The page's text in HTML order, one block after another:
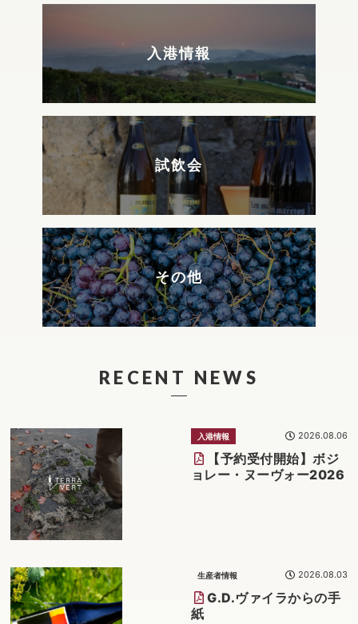
入港情報
試飲会
その他
RECENT NEWS
【予約受付開始】ボジ
ョレー・ヌーヴォー2026
入港情報 2026.08.06
G.D.ヴァイラからの手
紙
生産者情報 2026.08.03